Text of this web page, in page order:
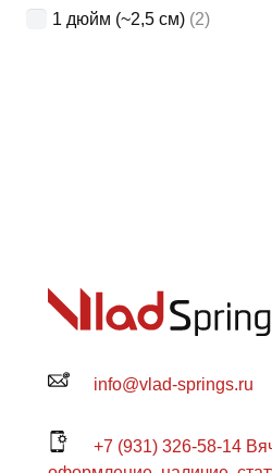
1 дюйм (~2,5 см) (2)
info@vlad-springs.ru
+7 (931) 326-58-14